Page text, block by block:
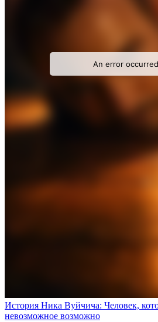
История Ника Вуйчича: Человек,
невозможное возможно